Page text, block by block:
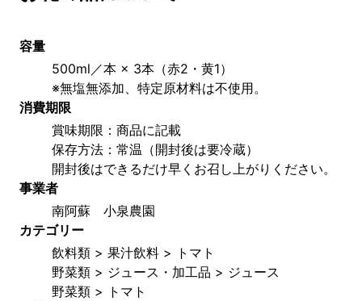
容量
500ml／本 × 3本（赤2・黄1）
※無塩無添加、特定原材料は不使用。
消費期限
賞味期限：商品に記載
保存方法：常温（開封後は要冷蔵）
開封後はできるだけ早くお召し上がりください。
事業者
南阿蘇　小泉農園
カテゴリー
飲料類 > 果汁飲料 > トマト
野菜類 > ジュース・加工品 > ジュース
野菜類 > トマト